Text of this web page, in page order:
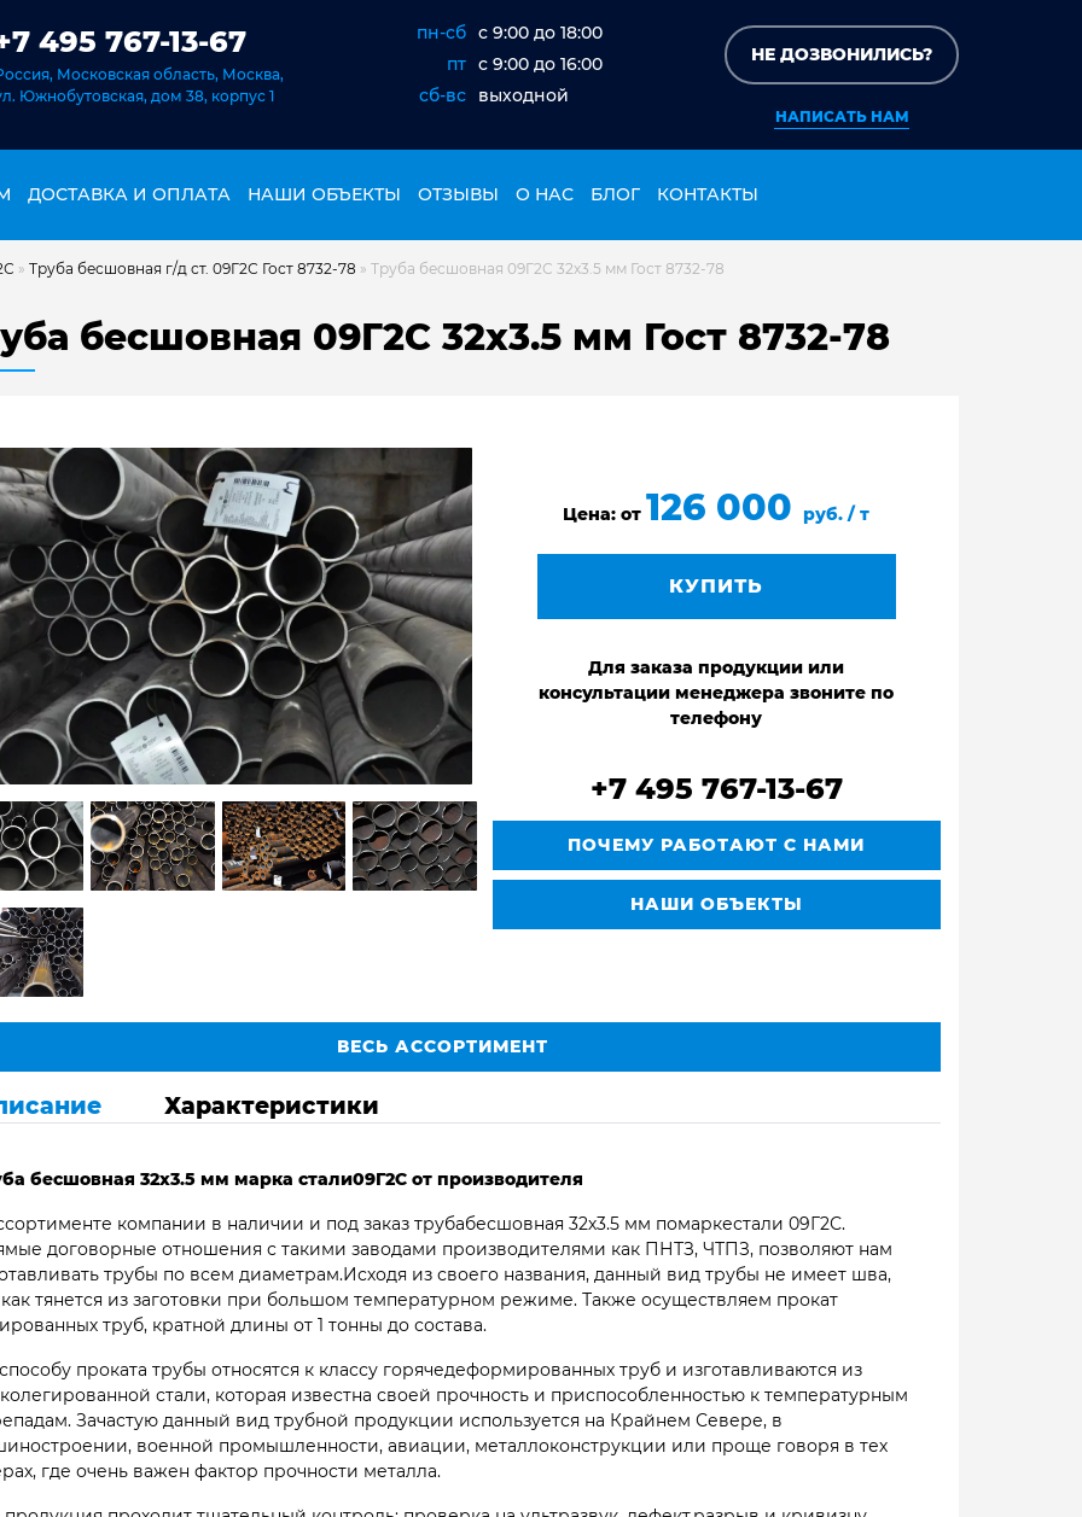
495 767-13-67
Московская область, Москва,
Южнобутовская, дом 38, корпус 1
пн-сб c 9:00 до 18:00
пт c 9:00 до 16:00
сб-вс
выходной
НЕ ДОЗВОНИЛИСЬ?
НАПИСАТЬ НАМ
ДОСТАВКА И ОПЛАТА НАШИ ОБЪЕКТЫ ОТЗЫВЫ О НАС БЛОГ КОНТАКТЫ
» Труба бесшовная г/д ст. 09Г2С Гост 8732-78 » Труба бесшовная 09Г2С 32х3.5 мм Гост 8732-78
бесшовная 09Г2С 32х3.5 мм Гост 8732-78
Цена: от 126 000руб. / т
КУПИТЬ
Для заказа продукции или
консультации менеджера звоните по
телефону
+7 495 767-13-67
ПОЧЕМУ РАБОТАЮТ С НАМИ
НАШИ ОБЪЕКТЫ
ВЕСЬ АССОРТИМЕНТ
Характеристики
бесшовная 32х3.5 мм марка стали09Г2С от производителя
компании в наличии и под заказ трубабесшовная 32х3.5 мм помаркестали 09Г2С.
договорные отношения с такими заводами производителями как ПНТЗ, ЧТПЗ, позволяют нам
трубы по всем диаметрам.Исходя из своего названия, данный вид трубы не имеет шва,
как тянется из заготовки при большом температурном режиме. Также осуществляем прокат
труб, кратной длины от 1 тонны до состава.
проката трубы относятся к классу горячедеформированных труб и изготавливаются из
стали, которая известна своей прочность и приспособленностью к температурным
Зачастую данный вид трубной продукции используется на Крайнем Севере, в
военной промышленности, авиации, металлоконструкции или проще говоря в тех
где очень важен фактор прочности металла.